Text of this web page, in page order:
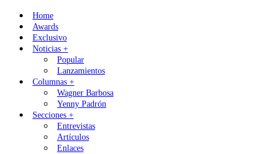
Skip
content
Home
Awards
Exclusivo
Noticias +
Popular
Lanzamientos
Columnas +
Wagner Barbosa
Yenny Padrón
Secciones +
Entrevistas
Artículos
Enlaces